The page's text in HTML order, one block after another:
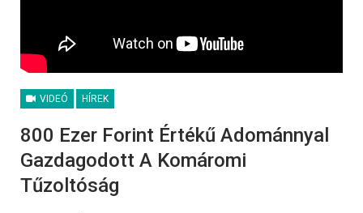
VIDEÓ HÍREK
800 Ezer Forint Értékű Adománnyal
Gazdagodott A Komáromi
Tűzoltóság